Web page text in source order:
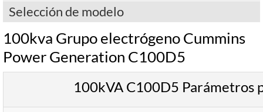
Selección de modelo
100kva Grupo electrógeno Cummins
Power Generation C100D5
100kVA C100D5 Parámetros